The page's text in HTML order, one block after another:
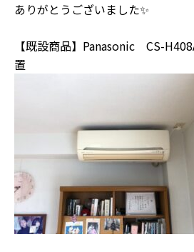
ありがとうございました✨
【既設商品】Panasonic CS-
置